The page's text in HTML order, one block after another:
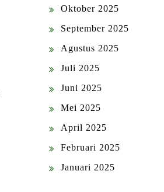
Oktober 2025
September 2025
Agustus 2025
Juli 2025
Juni 2025
Mei 2025
April 2025
Februari 2025
Januari 2025